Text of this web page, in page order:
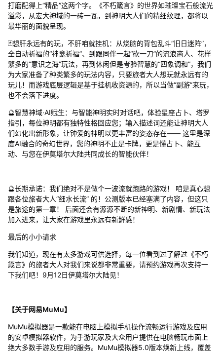
打磨配得上“精品”这两个字。《不朽箴言》的世界如璀璨宝石般流光
溢彩，从宏大神域的一砖一瓦，到神明大人们的精细纹理，都将以
最华丽的面貌呈现。
🃏想肝永远有的玩，不肝咱就挂机：从烧脑的背包乱斗“旧日迷阵”，
全自动祈福的“神龛祈福”、到跟同伴一起“砍一刀”的流浪商人、花样
繁多的“意识之海”玩法，再到休闲但是考验智慧的“四象调和”，我们
为大家准备了种类繁多的玩法内容，只要旅者大人想玩就永远有的
玩儿！而游戏底层逻辑是基于挂机收资源的，所以当做“副游”来玩，
也不会落下进度。
🔮智慧神域·AI赋生：与智能神明实时对话吧，体验星座占卜、塔罗
指引，每位神明都有独特性格回应您；输入描述词还能让神明大人
们幻化出新形象，让钟爱的神明以更丰富的姿态存在—— 这里是深
度AI融合的奇幻世界，您的神明不止是卡牌，更是懂占卜、能互
动、与您在伊莫塔尔大陆共同成长的智能伙伴！
🔮长期承诺：我们绝对不是做个一波流就跑路的游戏！ 咱是真心想
跟各位旅者大人“细水长流” 的！公测版本已经塞满了内容，但这只
是旅途的第一章！ 后面还会有源源不断的新神明、新剧情、新玩法
加入进来，让大家在游戏里永远有新鲜感！
最后的小小请求
我们知道，现在有太多游戏可供选择，每一位看到过了解过《不朽
箴言》的旅者大人对我们来说都非常重要，请预约游戏再次支持一
下我们吧！9月12日伊莫塔尔大陆见！
【关于网易MuMu】
MuMu模拟器是一款能在电脑上模拟手机操作流畅运行游戏及应用
的安卓模拟器软件，为手游玩家及大众用户提供在电脑畅玩市面上
绝大多数手游及应用的服务。MuMu模拟器5.0版本焕新上线，覆盖